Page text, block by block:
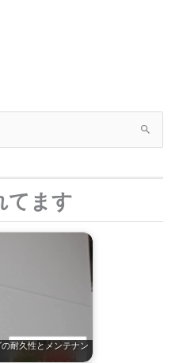
てます
耐久性とメンテナン